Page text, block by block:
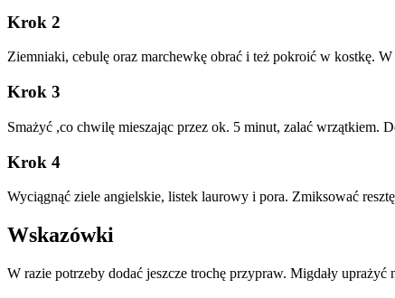
Krok 2
Ziemniaki, cebulę oraz marchewkę obrać i też pokroić w kostkę.
Krok 3
Smażyć ,co chwilę mieszając przez ok. 5 minut, zalać wrzątkiem.
Krok 4
Wyciągnąć ziele angielskie, listek laurowy i pora. Zmiksować
Wskazówki
W razie potrzeby dodać jeszcze trochę przypraw. Migdały uprażyć